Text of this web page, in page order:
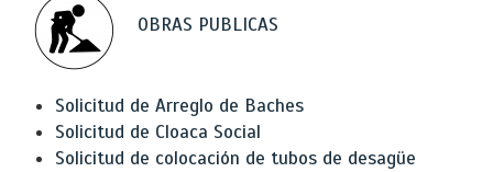
OBRAS PUBLICAS
Solicitud de Arreglo de Baches
Solicitud de Cloaca Social
Solicitud de colocación de tubos de desagüe